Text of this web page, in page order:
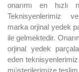
onarımı en hızlı
Teknisyenlerimiz
marka orjinal yedek
ile gelmektedir.
orjinal yedek
eden
müşterilerimize teslim